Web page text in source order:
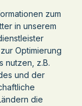
zum
in unserem
Optimierung
nutzen, z.B.
und der
die